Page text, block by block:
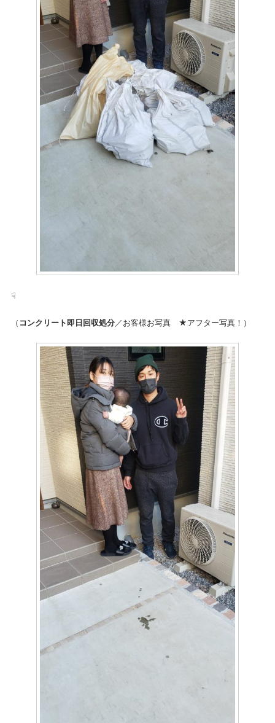
☟
（ コンクリート即日回収処分／お客様お写真 ★アフター写真！）